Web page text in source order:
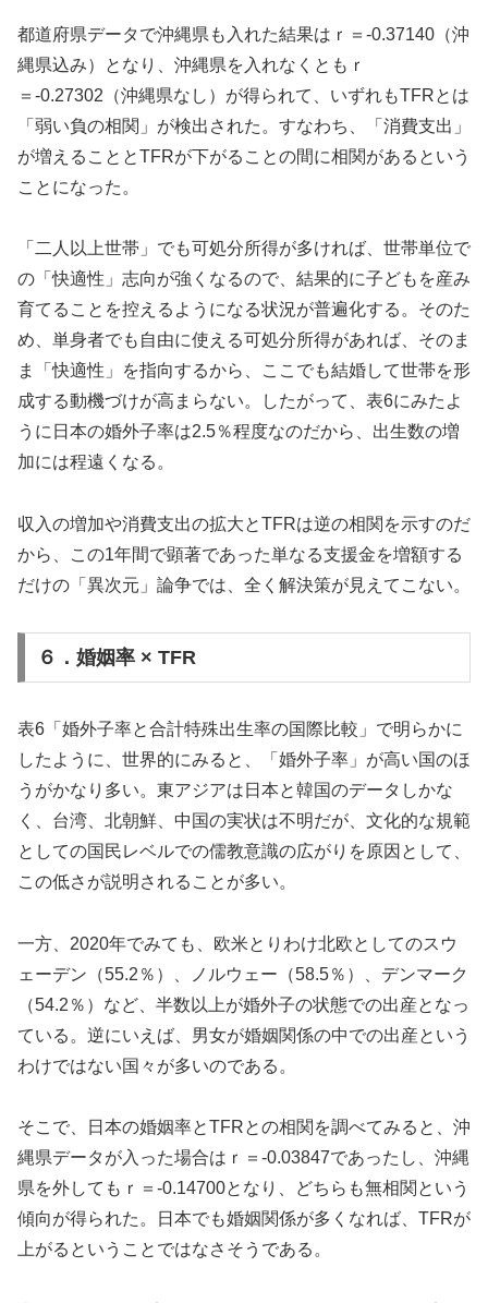
都道府県データで沖縄県も入れた結果はｒ＝-0.37140（沖
縄県込み）となり、沖縄県を入れなくともｒ
＝-0.27302（沖縄県なし）が得られて、いずれもTFRとは
「弱い負の相関」が検出された。すなわち、「消費支出」
が増えることとTFRが下がることの間に相関があるという
ことになった。
「二人以上世帯」でも可処分所得が多ければ、世帯単位で
の「快適性」志向が強くなるので、結果的に子どもを産み
育てることを控えるようになる状況が普遍化する。そのた
め、単身者でも自由に使える可処分所得があれば、そのま
ま「快適性」を指向するから、ここでも結婚して世帯を形
成する動機づけが高まらない。したがって、表6にみたよ
うに日本の婚外子率は2.5％程度なのだから、出生数の増
加には程遠くなる。
収入の増加や消費支出の拡大とTFRは逆の相関を示すのだ
から、この1年間で顕著であった単なる支援金を増額する
だけの「異次元」論争では、全く解決策が見えてこない。
６．婚姻率 × TFR
表6「婚外子率と合計特殊出生率の国際比較」で明らかに
したように、世界的にみると、「婚外子率」が高い国のほ
うがかなり多い。東アジアは日本と韓国のデータしかな
く、台湾、北朝鮮、中国の実状は不明だが、文化的な規範
としての国民レベルでの儒教意識の広がりを原因として、
この低さが説明されることが多い。
一方、2020年でみても、欧米とりわけ北欧としてのスウ
ェーデン（55.2％）、ノルウェー（58.5％）、デンマーク
（54.2％）など、半数以上が婚外子の状態での出産となっ
ている。逆にいえば、男女が婚姻関係の中での出産という
わけではない国々が多いのである。
そこで、日本の婚姻率とTFRとの相関を調べてみると、沖
縄県データが入った場合はｒ＝-0.03847であったし、沖縄
県を外してもｒ＝-0.14700となり、どちらも無相関という
傾向が得られた。日本でも婚姻関係が多くなれば、TFRが
上がるということではなさそうである。